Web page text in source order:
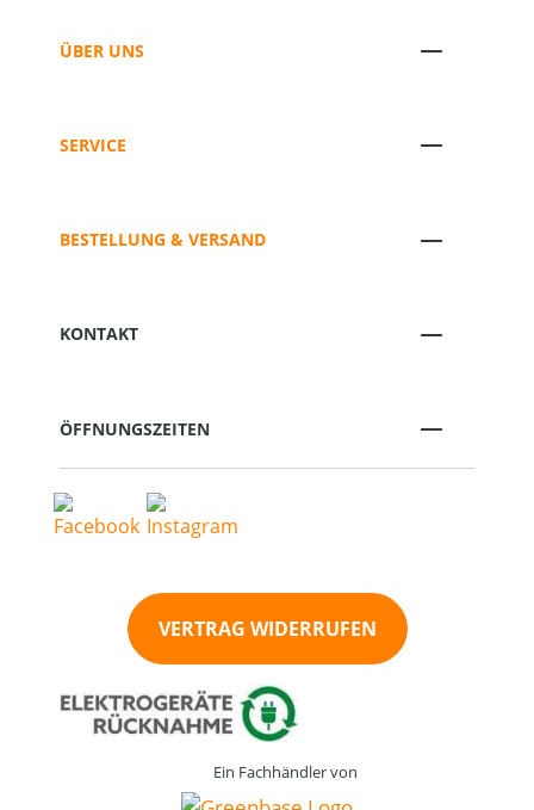
ÜBER UNS
SERVICE
BESTELLUNG & VERSAND
KONTAKT
ÖFFNUNGSZEITEN
VERTRAG WIDERRUFEN
Ein Fachhändler von